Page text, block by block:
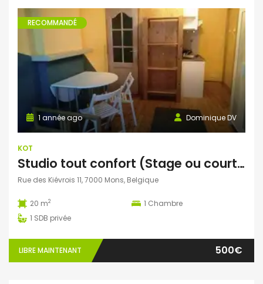
RECOMMANDÉ
Dominique DV
1 année ago
KOT
Studio tout confort (Stage ou courte durée possible)
Rue des Kiévrois 11, 7000 Mons, Belgique
20 m2 1 Chambre
1 SDB privée
LIBRE MAINTENANT 500€